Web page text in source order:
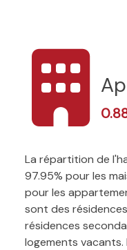
La répartition de
97.95% pour les
pour les
sont des
résidences
logements